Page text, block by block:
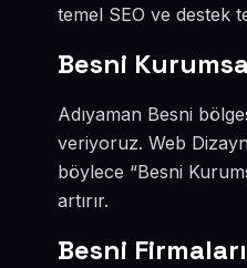
temel SEO ve destek
Besni
Adıyaman Besni
veriyoruz. Web
böylece “Besni
artırır.
Besni